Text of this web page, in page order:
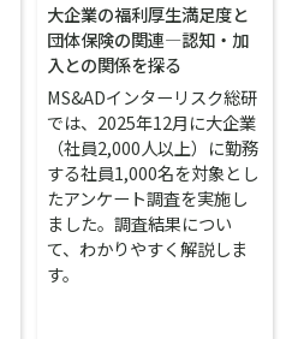
大企業の福利厚生満足度と
団体保険の関連―認知・加
入との関係を探る
MS&ADインターリスク総研
では、2025年12月に大企業
（社員2,000人以上）に勤務
する社員1,000名を対象とし
たアンケート調査を実施し
ました。調査結果につい
て、わかりやすく解説しま
す。